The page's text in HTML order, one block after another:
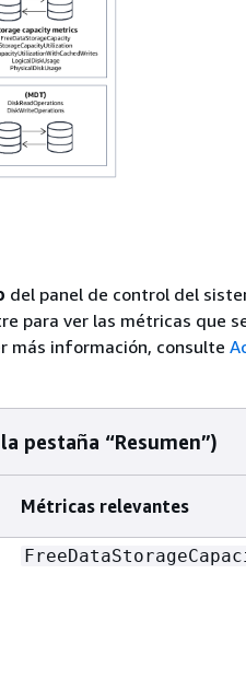
del panel de control del
para ver las métricas que
más información, consulte
pestaña “Resumen”)
Métricas relevantes